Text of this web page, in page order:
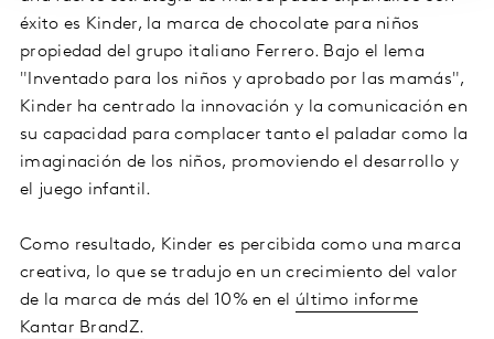
éxito es Kinder, la marca de chocolate para niños
propiedad del grupo italiano Ferrero. Bajo el lema
"Inventado para los niños y aprobado por las mamás",
Kinder ha centrado la innovación y la comunicación en
su capacidad para complacer tanto el paladar como la
imaginación de los niños, promoviendo el desarrollo y
el juego infantil.
Como resultado, Kinder es percibida como una marca
creativa, lo que se tradujo en un crecimiento del valor
de la marca de más del 10% en el último informe
Kantar BrandZ.